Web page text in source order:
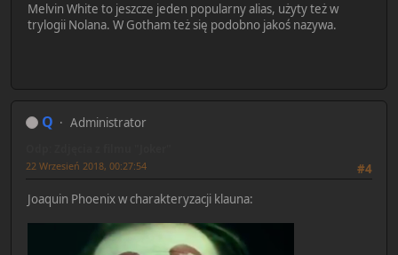
Melvin White to jeszcze jeden popularny alias, użyty też w
trylogii Nolana. W Gotham też się podobno jakoś nazywa.
Q Administrator
#4
22 Wrzesień 2018, 00:27:54
Joaquin Phoenix w charakteryzacji klauna: